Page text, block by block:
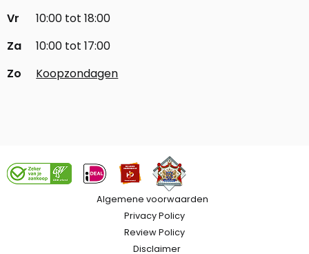
Vr
10:00 tot 18:00
Za
10:00 tot 17:00
Zo
Koopzondagen
Algemene voorwaarden
Privacy Policy
Review Policy
Disclaimer